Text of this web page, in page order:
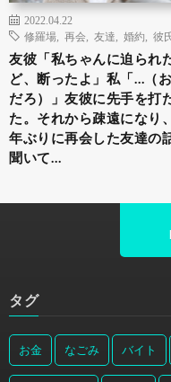
2022.04.22
修羅場
再会 友達 婚約 彼
友彼「私ちゃんに迫られ
ど、断ったよ」私「…（
だろ）」友彼に先手を打
た。それから疎遠になり
年ぶりに再会した友達の
聞いて…
タグ
お金 なごみ バイト